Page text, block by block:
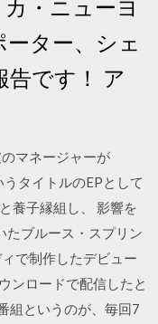
・ニューヨ
ター、シェ
告です！ ア
マネージャーが
タイトルのEPとして
養子縁組し、 影響を
たブルース・スプリン
で制作したデビュー
ンロードで配信したと
組というのが、毎回7